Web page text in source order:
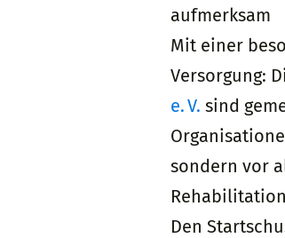
aufmerksam
Mit einer
Versorgung:
e. V. sind
sondern vor
Den